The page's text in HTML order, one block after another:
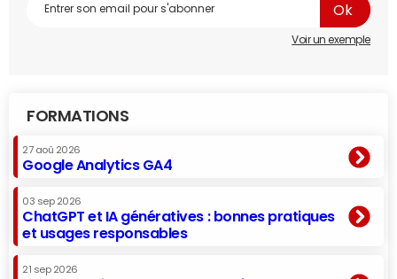
Voir un exemple
FORMATIONS
27 aoû 2026
Google Analytics GA4
03 sep 2026
ChatGPT et IA génératives : bonnes pratiques
et usages responsables
21 sep 2026